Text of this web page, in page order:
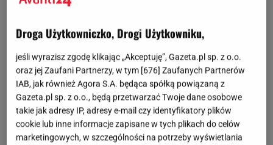
Droga Użytkowniczko, Drogi Użytkowniku,
jeśli wyrazisz zgodę klikając „Akceptuję”, Gazeta.pl sp. z o.o.
oraz jej Zaufani Partnerzy, w tym [676] Zaufanych Partnerów
IAB, jak również Agora S.A. będąca spółką powiązaną z
Gazeta.pl sp. z o.o., będą przetwarzać Twoje dane osobowe
takie jak adresy IP, adresy e-mail czy identyfikatory plików
cookie lub inne informacje zapisane w tych plikach do celów
marketingowych, w szczególności na potrzeby wyświetlania